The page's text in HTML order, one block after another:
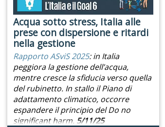
Acqua sotto stress, Italia alle
prese con dispersione e ritardi
nella gestione
Rapporto ASviS 2025: in Italia
peggiora la gestione dell’acqua,
mentre cresce la sfiducia verso quella
del rubinetto. In stallo il Piano di
adattamento climatico, occorre
espandere il principio del Do no
significant harm. 5/11/25